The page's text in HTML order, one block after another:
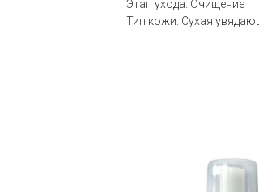
Этап ухода: Очищение
Тип кожи: Сухая